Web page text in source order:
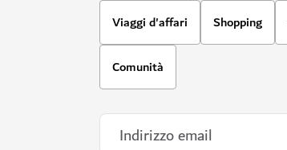
Viaggi d'affari Shopping
Comunità